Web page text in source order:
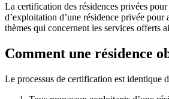
La certification des résidences privées
d’exploitation d’une résidence privée
thèmes qui concernent les services offerts
Comment une résidence
Le processus de certification est identique